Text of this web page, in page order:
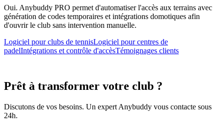
Oui. Anybuddy PRO permet d'automatiser l'accès aux terrains avec
génération de codes temporaires et intégrations domotiques afin
d'ouvrir le club sans intervention manuelle.
Logiciel pour clubs de tennisLogiciel pour centres de
padelIntégrations et contrôle d'accèsTémoignages clients
Prêt à transformer votre club ?
Discutons de vos besoins. Un expert Anybuddy vous contacte sous
24h.